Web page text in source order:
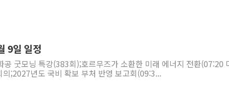
9일 일정
굿모닝 특강(383회);호르무즈가 소환한 미래 에너지 전환(07:20
;2027년도 국비 확보 부처 반영 보고회(09:3...